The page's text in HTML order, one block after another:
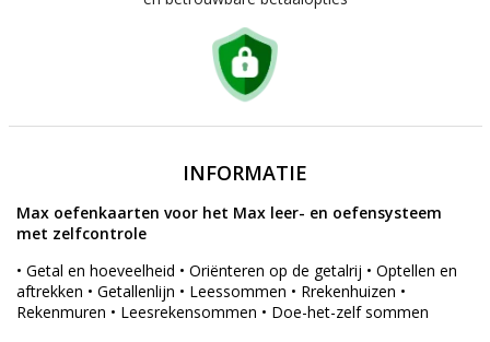
INFORMATIE
Max oefenkaarten voor het Max leer- en oefensysteem
met zelfcontrole
• Getal en hoeveelheid • Oriënteren op de getalrij • Optellen en
aftrekken • Getallenlijn • Leessommen • Rrekenhuizen •
Rekenmuren • Leesrekensommen • Doe-het-zelf sommen